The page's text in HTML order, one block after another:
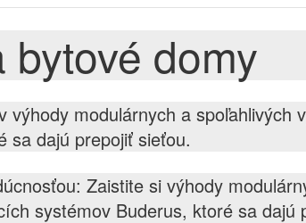
bytové domy
výhody modulárnych a spoľahlivých
sa dajú prepojiť sieťou.
Zaistite si výhody
systémov Buderus, ktoré sa dajú